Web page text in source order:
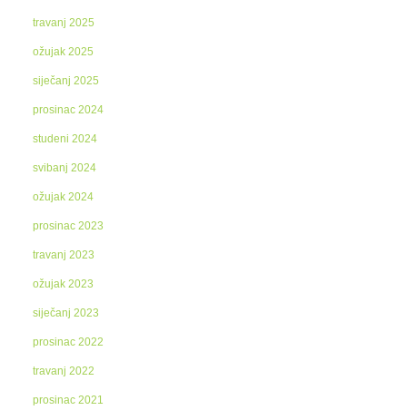
travanj 2025
ožujak 2025
siječanj 2025
prosinac 2024
studeni 2024
svibanj 2024
ožujak 2024
prosinac 2023
travanj 2023
ožujak 2023
siječanj 2023
prosinac 2022
travanj 2022
prosinac 2021